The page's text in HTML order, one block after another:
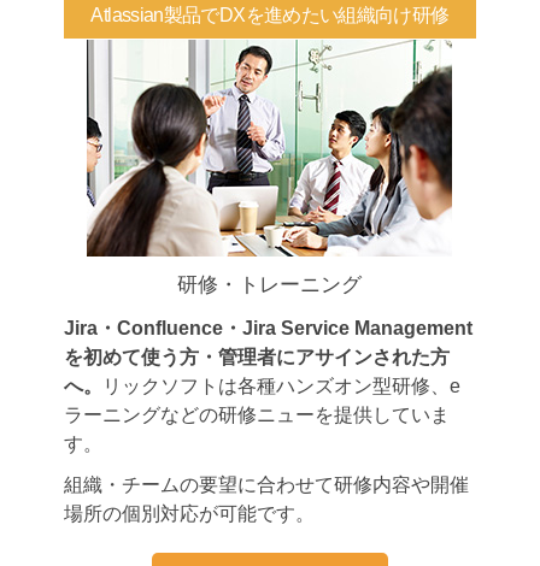
Atlassian製品でDXを進めたい組織向け研修
研修・トレーニング
Jira・Confluence・Jira Service Management
を初めて使う方・管理者にアサインされた方
へ。
リックソフトは各種ハンズオン型研修、e
ラーニングなどの研修ニューを提供していま
す。
組織・チームの要望に合わせて研修内容や開催
場所の個別対応が可能です。